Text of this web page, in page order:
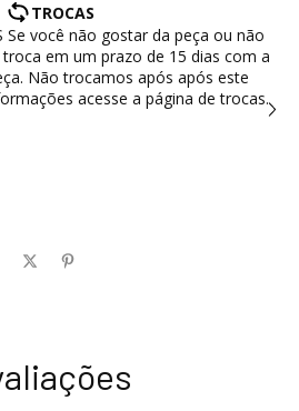
TROCAS
Se você não gostar da peça ou não
em um prazo de 15 dias com a
Não trocamos após após este
acesse a página de trocas.